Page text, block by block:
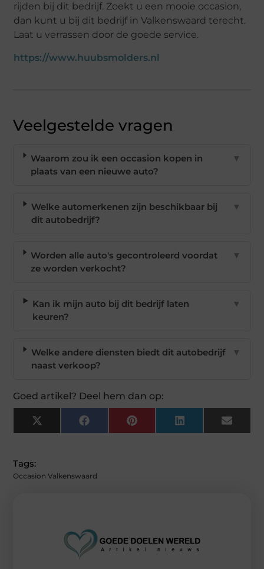
rijden bij dit bedrijf. Zoekt u een mooie occasion,
dan kunt u bij dit bedrijf in Valkenswaard terecht.
Laat u verrassen door de goede service.
https://www.huubsmolders.nl
Veelgestelde vragen
Waarom zou ik een occasion kopen in
plaats van een nieuwe auto?
▼
Welke automerkenen zijn beschikbaar bij
dit autobedrijf?
▼
Worden alle auto's gecontroleerd voordat
ze worden verkocht?
▼
Kan ik mijn auto bij dit bedrijf laten
keuren?
▼
Welke andere diensten biedt dit autobedrijf
naast verkoop?
▼
Goed artikel? Deel hem dan op:
X
(Twitter)
FacebookPinterest LinkedIn Email
Tags:
Occasion Valkenswaard